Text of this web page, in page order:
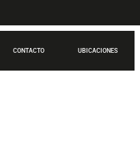
CONTACTO UBICACIONES